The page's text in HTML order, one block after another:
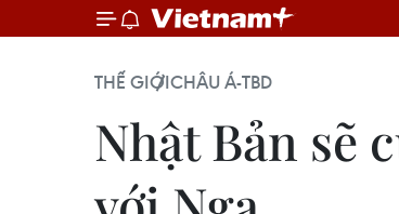
THẾ GIỚICHÂU Á-TBD
Nhật Bản sẽ